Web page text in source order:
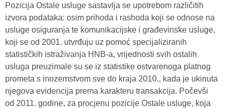
Pozicija Ostale usluge sastavlja se upotrebom različitih
izvora podataka: osim prihoda i rashoda koji se odnose na
usluge osiguranja te komunikacijske i građevinske usluge,
koji se od 2001. utvrđuju uz pomoć specijaliziranih
statističkih istraživanja HNB-a, vrijednosti svih ostalih
usluga preuzimale su se iz statistike ostvarenoga platnog
prometa s inozemstvom sve do kraja 2010., kada je ukinuta
njegova evidencija prema karakteru transakcija. Počevši
od 2011. godine, za procjenu pozicije Ostale usluge, koja